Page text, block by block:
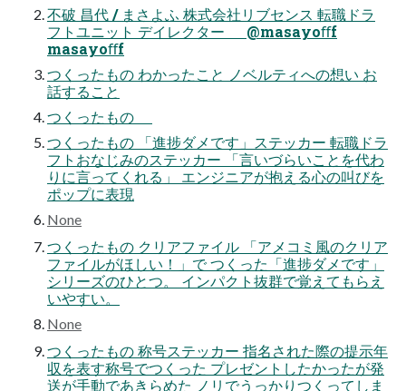
不破 昌代 / まさよふ 株式会社リブセンス 転職ドラ
フトユニット デイレクター @masayoﬀf
masayoﬀf
つくったもの わかったこと ノベルティへの想い お
話すること
つくったもの
つくったもの 「進捗ダメです」ステッカー 転職ドラ
フトおなじみのステッカー 「言いづらいことを代わ
りに言ってくれる」 エンジニアが抱える心の叫びを
ポップに表現
None
つくったもの クリアファイル 「アメコミ風のクリア
ファイルがほしい！」で つくった「進捗ダメです」
シリーズのひとつ。 インパクト抜群で覚えてもらえ
いやすい。
None
つくったもの 称号ステッカー 指名された際の提示年
収を表す称号でつくった プレゼントしたかったが発
送が手動であきらめた ノリでうっかりつくってしま